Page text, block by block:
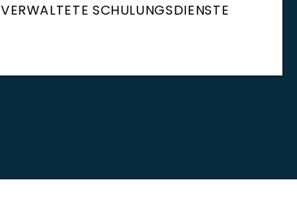
VERWALTETE SCHULUNGSDIENSTE
VERWALTETE SCHULUNGSDIENSTE